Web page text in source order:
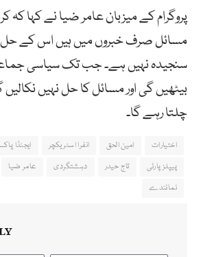
پروگرام کے میزبان عامر ضیا نے کہا کہ
مسائل صرف خبروں میں ہیں اس کے حل
سنجیدہ نہیں ہے۔ جب تک سیاسی
بیٹھیں گی اور مسائل کا حل نہیں
چلتا رہے گا۔
اختیارات امین الحق انفرا اسٹریکچر ایجنڈا
پیپلز پارٹی
تاج حیدر دہشتگردی عامر ضیا
نمائندے